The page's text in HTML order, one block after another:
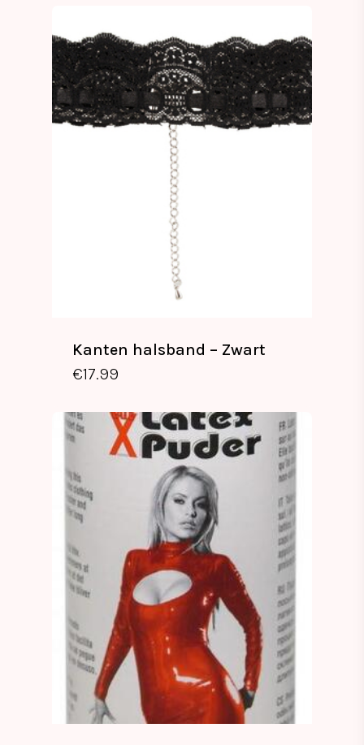
Kanten halsband – Zwart
€17.99
€17.99